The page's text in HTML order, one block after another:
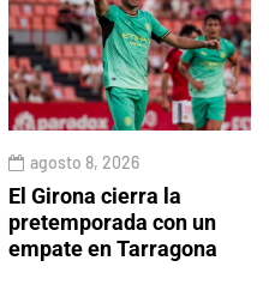
agosto 8, 2026
El Girona cierra la
pretemporada con un
empate en Tarragona